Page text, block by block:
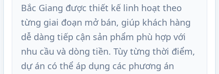
Bắc Giang được thiết kế linh hoạt theo
từng giai đoạn mở bán, giúp khách hàng
dễ dàng tiếp cận sản phẩm phù hợp với
nhu cầu và dòng tiền. Tùy từng thời điểm,
dự án có thể áp dụng các phương án